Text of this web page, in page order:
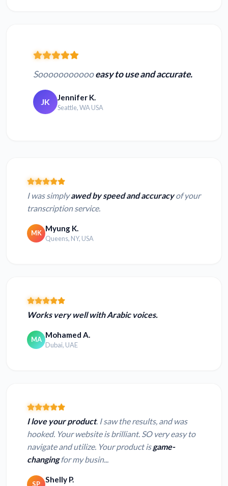
Soooooooooooeasy to use and accurate.
JK Jennifer K.
Seattle, WA USA
I was simplyawed by speed and accuracyof your
transcription service.
MK Myung K.
Queens, NY, USA
Works very well with Arabic voices.
MA Mohamed A.
Dubai, UAE
I love your product. I saw the results, and was
hooked. Your website is brilliant. SO very easy to
navigate and utilize. Your product isgame-
changingfor my busin...
SP Shelly P.